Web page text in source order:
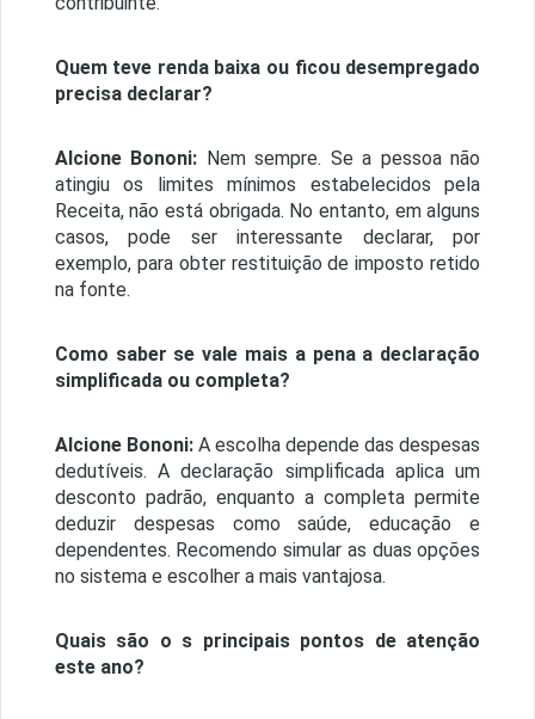
Quem teve renda baixa ou ficou desempregado
precisa declarar?
Alcione Bononi: Nem sempre. Se a pessoa não
atingiu os limites mínimos estabelecidos pela
Receita, não está obrigada. No entanto, em alguns
casos, pode ser interessante declarar, por
exemplo, para obter restituição de imposto retido
na fonte.
Como saber se vale mais a pena a declaração
simplificada ou completa?
Alcione Bononi:A escolha depende das despesas
dedutíveis. A declaração simplificada aplica um
desconto padrão, enquanto a completa permite
deduzir despesas como saúde, educação e
dependentes. Recomendo simular as duas opções
no sistema e escolher a mais vantajosa.
Quais são o s principais pontos de atenção
este ano?